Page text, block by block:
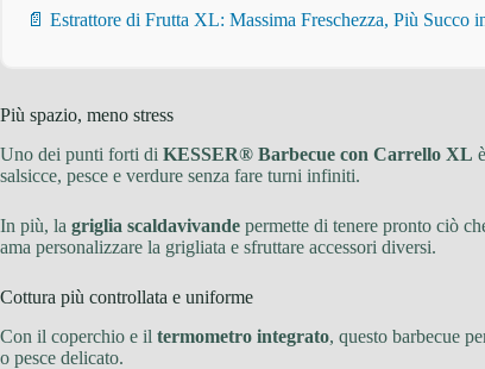
📄 Estrattore di Frutta XL: Massima Freschezza, Più Succo
Più spazio, meno stress
Uno dei punti forti di KESSER® Barbecue con Carrello XL
salsicce, pesce e verdure senza fare turni infiniti.
In più, la griglia scaldavivande permette di tenere pronto ciò
ama personalizzare la grigliata e sfruttare accessori diversi.
Cottura più controllata e uniforme
Con il coperchio e il termometro integrato, questo barbecue
o pesce delicato.